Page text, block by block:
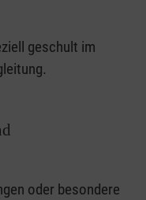
geschult im
oder besondere